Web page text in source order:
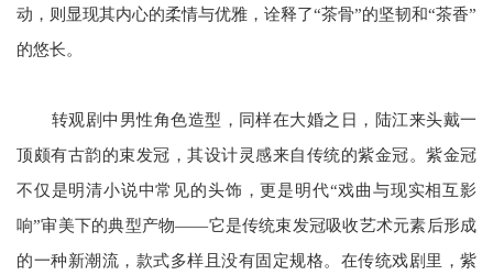
动，则显现其内心的柔情与优雅，诠释了“茶骨”的坚韧和“茶香”
的悠长。
转观剧中男性角色造型，同样在大婚之日，陆江来头戴一
顶颇有古韵的束发冠，其设计灵感来自传统的紫金冠。紫金冠
不仅是明清小说中常见的头饰，更是明代“戏曲与现实相互影
响”审美下的典型产物——它是传统束发冠吸收艺术元素后形成
的一种新潮流，款式多样且没有固定规格。在传统戏剧里，紫